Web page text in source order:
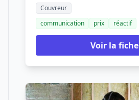
Couvreur
communication
prix réactif
Voir la fiche